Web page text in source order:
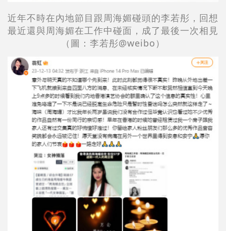
近年不時在內地節目跟周海媚碰頭的李若彤，回想
最近還與周海媚在工作中碰面，成了最後一次相見
（圖： 李若彤@weibo）